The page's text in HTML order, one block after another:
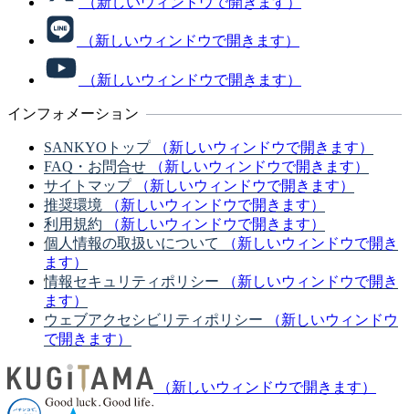
（新しいウィンドウで開きます）
（新しいウィンドウで開きます）
インフォメーション
SANKYOトップ
（新しいウィンドウで開きます）
FAQ・お問合せ
（新しいウィンドウで開きます）
サイトマップ
（新しいウィンドウで開きます）
推奨環境
（新しいウィンドウで開きます）
利用規約
（新しいウィンドウで開きます）
個人情報の取扱いについて
（新しいウィンドウで開き
ます）
情報セキュリティポリシー
（新しいウィンドウで開き
ます）
ウェブアクセシビリティポリシー
（新しいウィンドウ
で開きます）
（新しいウィンドウで開きます）